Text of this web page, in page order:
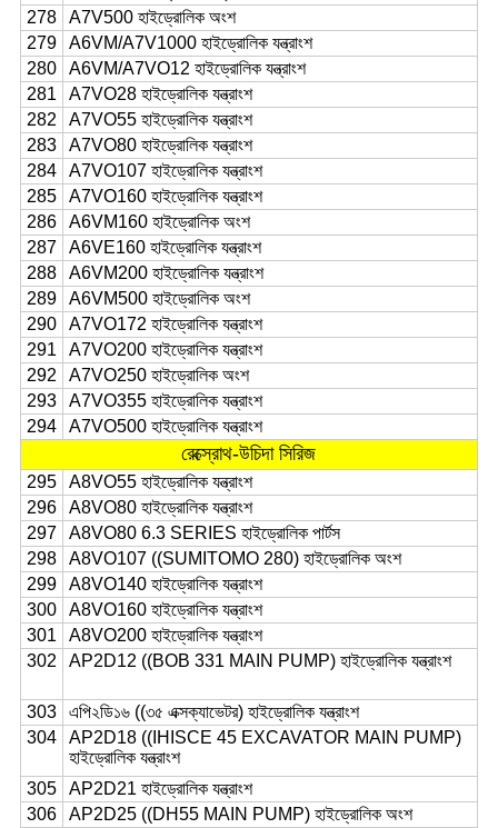
278
A7V500 হাইড্রোলিক অংশ
279
A6VM/A7V1000 হাইড্রোলিক যন্ত্রাংশ
280
A6VM/A7VO12 হাইড্রোলিক যন্ত্রাংশ
281
A7VO28 হাইড্রোলিক যন্ত্রাংশ
282
A7VO55 হাইড্রোলিক যন্ত্রাংশ
283
A7VO80 হাইড্রোলিক যন্ত্রাংশ
284
A7VO107 হাইড্রোলিক যন্ত্রাংশ
285
A7VO160 হাইড্রোলিক যন্ত্রাংশ
286
A6VM160 হাইড্রোলিক অংশ
287
A6VE160 হাইড্রোলিক যন্ত্রাংশ
288
A6VM200 হাইড্রোলিক যন্ত্রাংশ
289
A6VM500 হাইড্রোলিক অংশ
290
A7VO172 হাইড্রোলিক যন্ত্রাংশ
291
A7VO200 হাইড্রোলিক যন্ত্রাংশ
292
A7VO250 হাইড্রোলিক অংশ
293
A7VO355 হাইড্রোলিক যন্ত্রাংশ
294
A7VO500 হাইড্রোলিক যন্ত্রাংশ
রেক্স্রোথ-উচিদা সিরিজ
295
A8VO55 হাইড্রোলিক যন্ত্রাংশ
296
A8VO80 হাইড্রোলিক যন্ত্রাংশ
297
A8VO80 6.3 SERIES হাইড্রোলিক পার্টস
298
A8VO107 ((SUMITOMO 280) হাইড্রোলিক অংশ
299
A8VO140 হাইড্রোলিক যন্ত্রাংশ
300
A8VO160 হাইড্রোলিক যন্ত্রাংশ
301
A8VO200 হাইড্রোলিক যন্ত্রাংশ
302
AP2D12 ((BOB 331 MAIN PUMP) হাইড্রোলিক যন্ত্রাংশ
303
এপি২ডি১৬ ((৩৫ এক্সক্যাভেটর) হাইড্রোলিক যন্ত্রাংশ
304
AP2D18 ((IHISCE 45 EXCAVATOR MAIN PUMP)
হাইড্রোলিক যন্ত্রাংশ
305
AP2D21 হাইড্রোলিক যন্ত্রাংশ
306
AP2D25 ((DH55 MAIN PUMP) হাইড্রোলিক অংশ